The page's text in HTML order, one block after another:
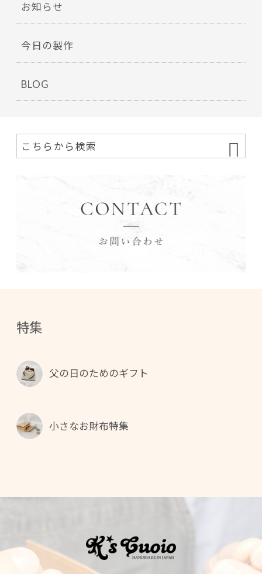
お知らせ
今日の製作
BLOG
特集
父の日のためのギフト
小さなお財布特集